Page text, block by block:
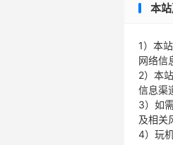
本
1）本
网络信
2）本
信息渠
3）如
及相关
4）玩